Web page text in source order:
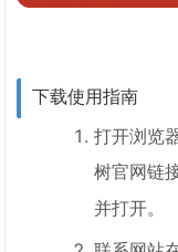
下载使用指南
打开浏览
树官网链
并打开。